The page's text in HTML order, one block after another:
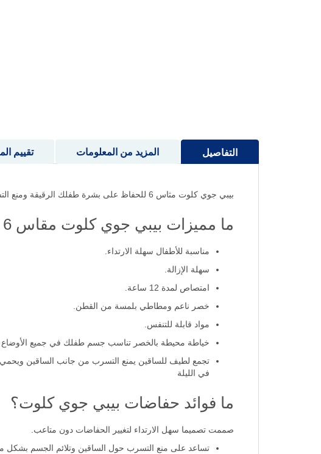
التفاصيل
بيبي جوي كلوت مثاس 6 للحفاظ على بشرة طفلك الرقيقة ومنع التسرب.
ما مميزات بيبي جوي كلوت مقاس 6 16 كجم+؟
مناسبة للأطفال سهلة الارتداء.
سهلة الإزالة.
امتصاص لمدة 12 ساعة.
خصر ناعم ومطاطي بلمسة من القطن.
مواد قابلة للتنفس.
خياطة محيطة بالخصر تناسب جسم طفلك في جميع الأوضاع
تجمع لطيف للساقين يمنع التسرب من جانب الساقين ويحمي
في الليلة
ما فوائد حفاضات بيبي جوي كلوت؟
صممت تصميما سهل الارتداء لتغيير الحفاضات دون متاعب.
تساعد على منع التسرب حول الساقين وتلائم الجسم بشكل
المزيد من المعلومات تقييم